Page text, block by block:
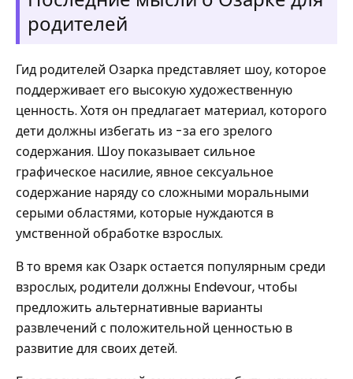
родителей
Гид родителей Озарка представляет шоу, которое
поддерживает его высокую художественную
ценность. Хотя он предлагает материал, которого
дети должны избегать из -за его зрелого
содержания. Шоу показывает сильное
графическое насилие, явное сексуальное
содержание наряду со сложными моральными
серыми областями, которые нуждаются в
умственной обработке взрослых.
В то время как Озарк остается популярным среди
взрослых, родители должны Endevour, чтобы
предложить альтернативные варианты
развлечений с положительной ценностью в
развитие для своих детей.